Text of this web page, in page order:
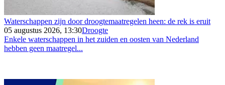
Waterschappen zijn door droogtemaatregelen heen: de rek is eruit
05 augustus 2026, 13:30Droogte
Enkele waterschappen in het zuiden en oosten van Nederland
hebben geen maatregel...